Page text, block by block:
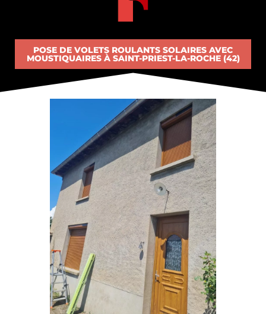
POSE DE VOLETS ROULANTS SOLAIRES AVEC
MOUSTIQUAIRES À SAINT-PRIEST-LA-ROCHE (42)